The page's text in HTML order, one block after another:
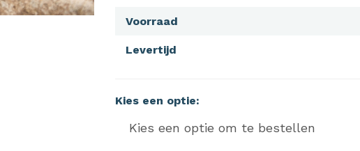
Voorraad
Levertijd
Kies een optie: